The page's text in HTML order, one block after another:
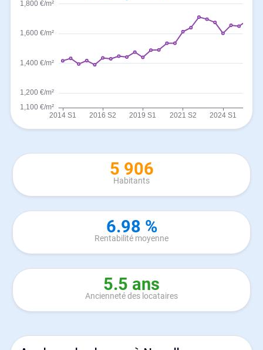
5 906
Habitants
6.98 %
Rentabilité moyenne
5.5 ans
Ancienneté des locataires